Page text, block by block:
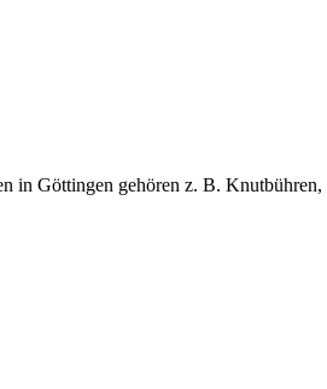
Göttingen gehören z. B.